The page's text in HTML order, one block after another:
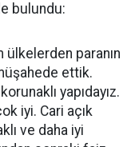
bulundu:
ülkelerden paranın
ettik.
yapıdayız.
iyi. Cari açık
ve daha iyi